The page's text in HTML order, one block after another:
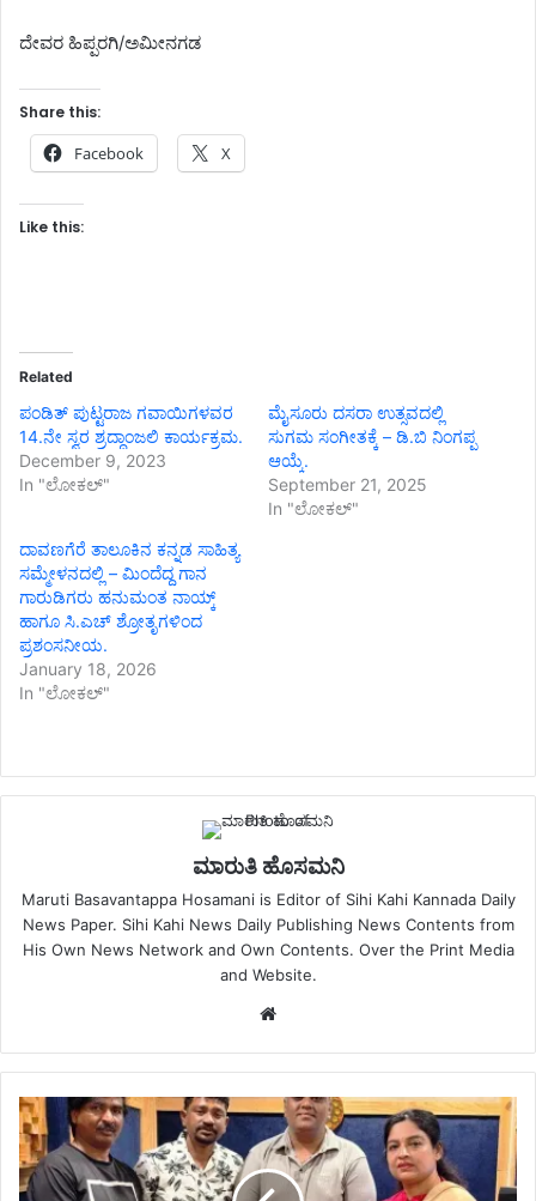
ದೇವರ ಹಿಪ್ಪರಗಿ/ಅಮೀನಗಡ
Share this:
Facebook X
Like this:
Related
ಪಂಡಿತ್ ಪುಟ್ಟರಾಜ ಗವಾಯಿಗಳವರ
14.ನೇ ಸ್ವರ ಶ್ರದ್ಧಾಂಜಲಿ ಕಾರ್ಯಕ್ರಮ.
December 9, 2023
In "ಲೋಕಲ್"
ಮೈಸೂರು ದಸರಾ ಉತ್ಸವದಲ್ಲಿ
ಸುಗಮ ಸಂಗೀತಕ್ಕೆ – ಡಿ.ಬಿ ನಿಂಗಪ್ಪ
ಆಯ್ಕೆ.
September 21, 2025
In "ಲೋಕಲ್"
ದಾವಣಗೆರೆ ತಾಲೂಕಿನ ಕನ್ನಡ ಸಾಹಿತ್ಯ
ಸಮ್ಮೇಳನದಲ್ಲಿ – ಮಿಂದೆದ್ದ ಗಾನ
ಗಾರುಡಿಗರು ಹನುಮಂತ ನಾಯ್ಕ್
ಹಾಗೂ ಸಿ.ಎಚ್ ಶ್ರೋತೃಗಳಿಂದ
ಪ್ರಶಂಸನೀಯ.
January 18, 2026
In "ಲೋಕಲ್"
ಮಾರುತಿ ಹೊಸಮನಿ
Maruti Basavantappa Hosamani is Editor of Sihi Kahi Kannada Daily
News Paper. Sihi Kahi News Daily Publishing News Contents from
His Own News Network and Own Contents. Over the Print Media
and Website.
Website